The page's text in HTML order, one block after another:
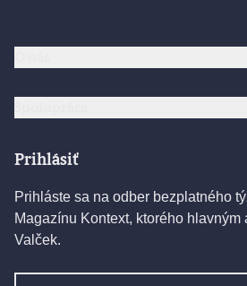
Prihlásiť
Prihláste sa na odber bezplatného
Magazínu Kontext, ktorého hlavným
Valček.